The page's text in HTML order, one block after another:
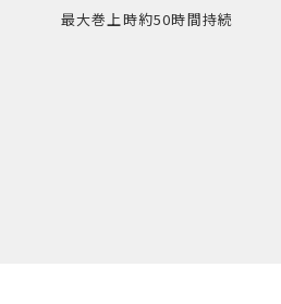
最大巻上時約50時間持続